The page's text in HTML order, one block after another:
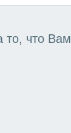
то, что Вам